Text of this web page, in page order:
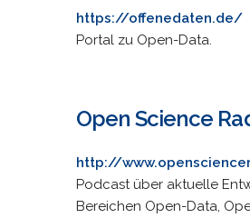
https://offenedaten.de/
Portal zu Open-Data.
Open Science
http://
Podcast über aktuelle
Bereichen Open-Data,